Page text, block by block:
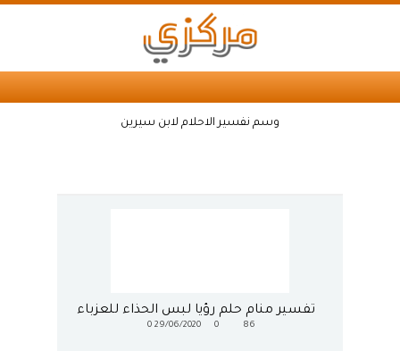
وسم نفسير الاحلام لابن سيرين
تفسير منام حلم رؤيا لبس الحذاء للعزباء
86
0
29/06/2020
0